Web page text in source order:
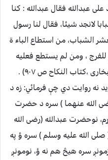
عبدالله فقال عبدالله : کنا
لانجد شیئا، فقال لنا رسول
الشباب، من استطاع الباء ة
، ومن لم یستطع فعلیه
،کتاب النکاح ص ۹۰۷) .
نه روایت دي چې فرمائي: زه د
الله عنهما ) سره د حضرت
نوحضرت عبدالله (رضی الله
صلی الله علیه وسلم ) سره ؤ په
سره هیڅ هم نه ؤ، نومونږ